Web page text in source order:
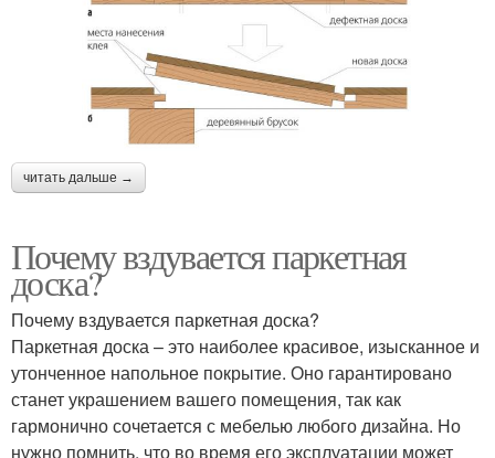
читать дальше →
Почему вздувается паркетная
доска?
Почему вздувается паркетная доска?
Паркетная доска – это наиболее красивое, изысканное и
утонченное напольное покрытие. Оно гарантировано
станет украшением вашего помещения, так как
гармонично сочетается с мебелью любого дизайна. Но
нужно помнить, что во время его эксплуатации может